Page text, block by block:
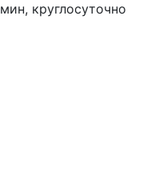
мин, круглосуточно